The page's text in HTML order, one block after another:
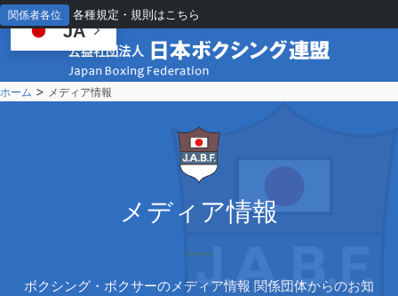
関係者各位 各種規定・規則はこちら
ホーム > メディア情報
メ ディア情報
ボクシング・ボクサーのメディア情報 関係団体からのお知
JA